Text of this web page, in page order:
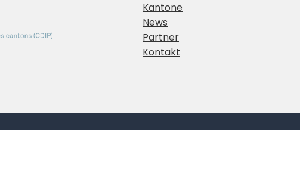
Kantone
News
Partner
Kontakt